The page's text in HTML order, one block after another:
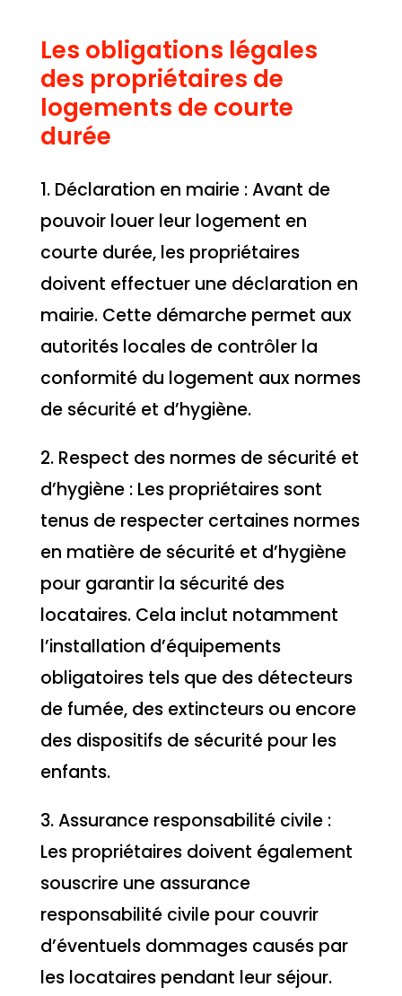
Les obligations légales
des propriétaires de
logements de courte
durée
1. Déclaration en mairie : Avant de
pouvoir louer leur logement en
courte durée, les propriétaires
doivent effectuer une déclaration en
mairie. Cette démarche permet aux
autorités locales de contrôler la
conformité du logement aux normes
de sécurité et d’hygiène.
2. Respect des normes de sécurité et
d’hygiène : Les propriétaires sont
tenus de respecter certaines normes
en matière de sécurité et d’hygiène
pour garantir la sécurité des
locataires. Cela inclut notamment
l’installation d’équipements
obligatoires tels que des détecteurs
de fumée, des extincteurs ou encore
des dispositifs de sécurité pour les
enfants.
3. Assurance responsabilité civile :
Les propriétaires doivent également
souscrire une assurance
responsabilité civile pour couvrir
d’éventuels dommages causés par
les locataires pendant leur séjour.